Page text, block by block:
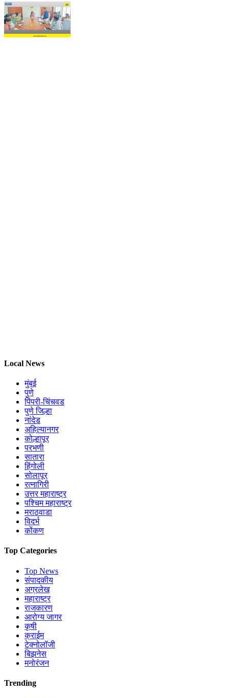
Local News
मुंबई
पुणे
पिंपरी-चिंचवड
पुणे जिल्हा
नांदेड
अहिल्यानगर
कोल्हापूर
परभणी
सातारा
हिंगोली
सोलापूर
रत्नागिरी
उत्तर महाराष्ट्र
पश्चिम महाराष्ट्र
मराठवाडा
विदर्भ
कोंकण
Top Categories
Top News
संपादकीय
अग्रलेख
महाराष्ट्र
राजकारण
आरोग्य जागर
कृषी
क्राईम
टेक्नोलॉजी
बिझनेस
मनोरंजन
Trending